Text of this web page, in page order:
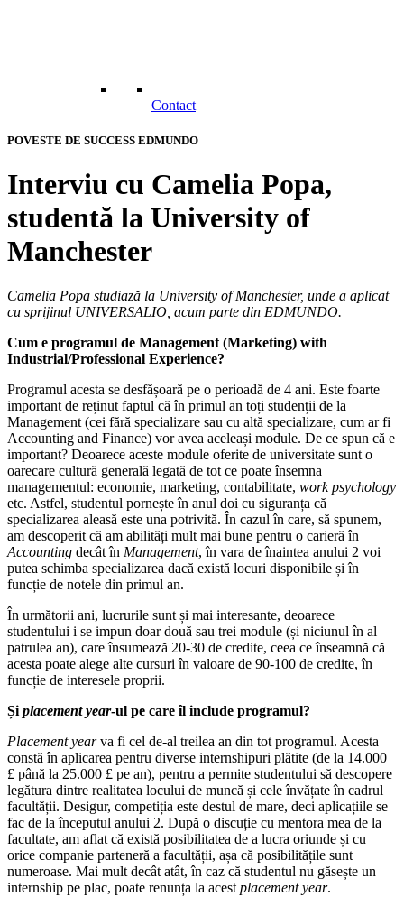
Contact
POVESTE DE SUCCESS EDMUNDO
Interviu cu Camelia Popa,
studentă la University of
Manchester
Camelia Popa studiază la University of Manchester, unde a aplicat
cu sprijinul UNIVERSALIO, acum parte din EDMUNDO.
Cum e programul de Management (Marketing) with
Industrial/Professional Experience?
Programul acesta se desfășoară pe o perioadă de 4 ani. Este foarte
important de reținut faptul că în primul an toți studenții de la
Management (cei fără specializare sau cu altă specializare, cum ar fi
Accounting and Finance) vor avea aceleași module. De ce spun că e
important? Deoarece aceste module oferite de universitate sunt o
oarecare cultură generală legată de tot ce poate însemna
managementul: economie, marketing, contabilitate, work psychology
etc. Astfel, studentul pornește în anul doi cu siguranța că
specializarea aleasă este una potrivită. În cazul în care, să spunem,
am descoperit că am abilități mult mai bune pentru o carieră în
Accounting decât în Management, în vara de înaintea anului 2 voi
putea schimba specializarea dacă există locuri disponibile și în
funcție de notele din primul an.
În următorii ani, lucrurile sunt și mai interesante, deoarece
studentului i se impun doar două sau trei module (și niciunul în al
patrulea an), care însumează 20-30 de credite, ceea ce înseamnă că
acesta poate alege alte cursuri în valoare de 90-100 de credite, în
funcție de interesele proprii.
Și placement year-ul pe care îl include programul?
Placement yearva fi cel de-al treilea an din tot programul. Acesta
constă în aplicarea pentru diverse internshipuri plătite (de la 14.000
£ până la 25.000 £ pe an), pentru a permite studentului să descopere
legătura dintre realitatea locului de muncă și cele învățate în cadrul
facultății. Desigur, competiția este destul de mare, deci aplicațiile se
fac de la începutul anului 2. După o discuție cu mentora mea de la
facultate, am aflat că există posibilitatea de a lucra oriunde și cu
orice companie parteneră a facultății, așa că posibilitățile sunt
numeroase. Mai mult decât atât, în caz că studentul nu găsește un
internship pe plac, poate renunța la acest placement year.